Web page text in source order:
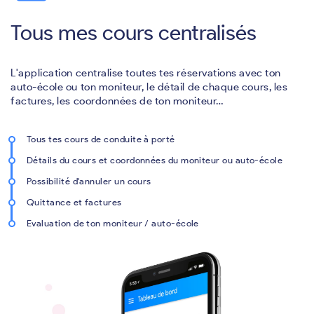
Tous mes cours centralisés
L'application centralise toutes tes réservations avec ton
auto-école ou ton moniteur, le détail de chaque cours, les
factures, les coordonnées de ton moniteur…
Tous tes cours de conduite à porté
Détails du cours et coordonnées du moniteur ou auto-école
Possibilité d'annuler un cours
Quittance et factures
Evaluation de ton moniteur / auto-école